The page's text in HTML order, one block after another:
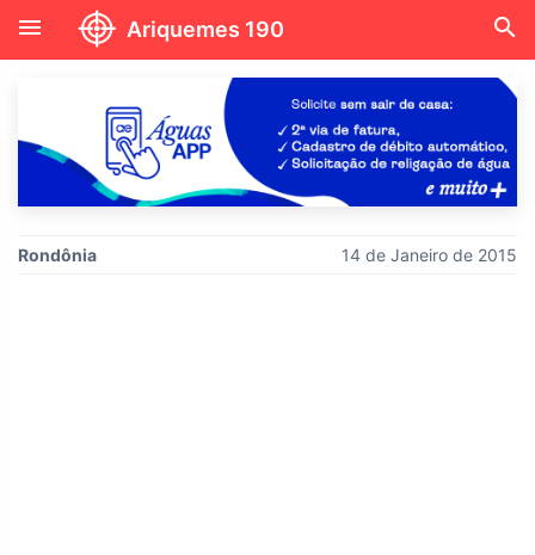
menu Ariquemes 190 search
Rondônia 14 de Janeiro de 2015